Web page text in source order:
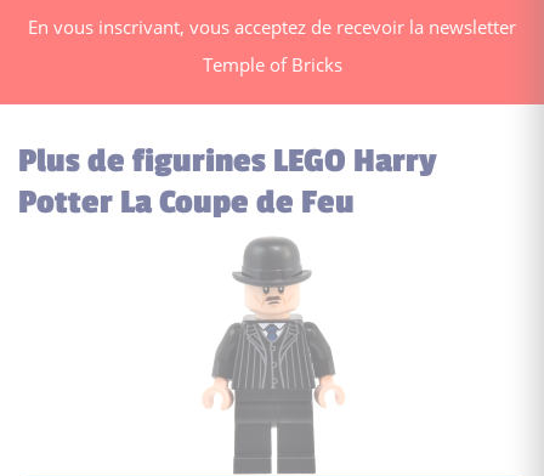
En vous inscrivant, vous acceptez de recevoir la newsletter
Temple of Bricks
Plus de figurines LEGO Harry
Potter La Coupe de Feu